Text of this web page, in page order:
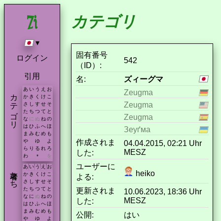
▾
ログイン
引用
カテゴリ あ い う え お
か き く け こ
さ し す せ そ
た ち つ て と
な に ぬ ね の
は ひ ふ へ ほ
ま み む め も
や
ゆ
よ
ら り る れ ろ
わ
* を
著者たち あ い う え お
か き く け こ
さ
し す せ そ
た ち つ て と
な に ぬ ね の
は ひ ふ へ ほ
ま み む め も
や
ゆ よ
カテゴリ
固有番号
（ID）:
542
名:
ズィーグマ
Zeugma
Zeugma
Zeugma
Зеуґма
作成されま
した:
04.04.2015, 02:21 Uhr
MESZ
ユーザーに
よる:
heiko
更新されま
した:
10.06.2023, 18:36 Uhr
MESZ
公開:
はい